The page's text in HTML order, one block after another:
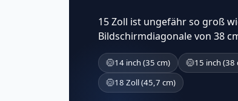
15 Zoll ist ungefähr so ​​groß
Bildschirmdiagonale von 38
14 inch (35 cm) 15 inch (38
18 Zoll (45,7 cm)